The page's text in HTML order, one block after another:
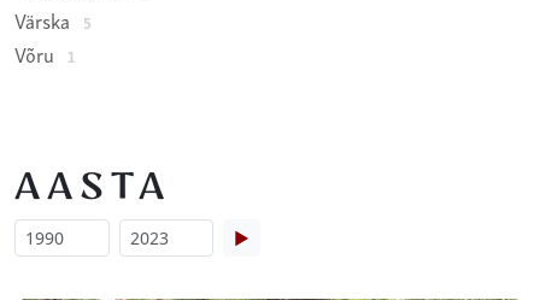
Värska 5
Võru 1
AASTA
▶